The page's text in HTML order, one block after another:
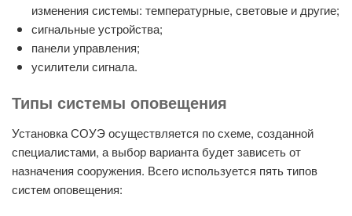
изменения системы: температурные, световые и другие;
сигнальные устройства;
панели управления;
усилители сигнала.
Типы системы оповещения
Установка СОУЭ осуществляется по схеме, созданной
специалистами, а выбор варианта будет зависеть от
назначения сооружения. Всего используется пять типов
систем оповещения: